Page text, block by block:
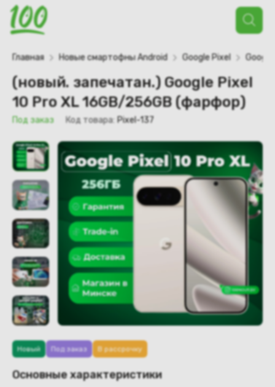
Поиск
товаров
Главная Новые смартофны Android Google Pixel Google
(новый. запечатан.) Google Pixel
10 Pro XL 16GB/256GB (фарфор)
Под заказ Код товара: Pixel-137
Новый Под заказ В рассрочку
Основные характеристики